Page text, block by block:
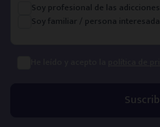
Soy profesional de las adicciones
Soy familiar / persona interesada